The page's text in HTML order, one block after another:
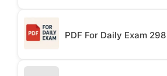
PDF For Daily Exam 298